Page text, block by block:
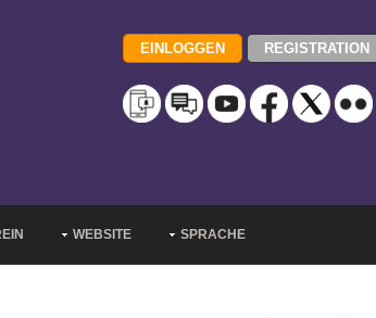
WEBSITE SPRACHE